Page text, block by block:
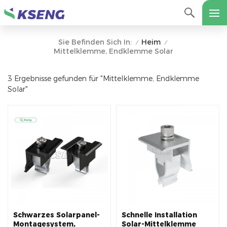
Sie Befinden Sich In: / Heim /
Mittelklemme, Endklemme Solar
3 Ergebnisse gefunden für "Mittelklemme, Endklemme
Solar"
Schwarzes Solarpanel-
Montagesystem,
Schnelle Installation
Solar-Mittelklemme